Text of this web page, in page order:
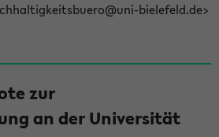
bielefeld.de>
zur
an der Universität